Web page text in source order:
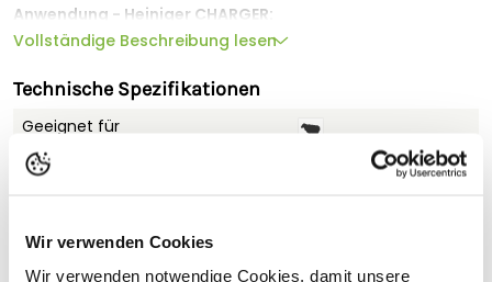
Wir verwenden Cookies
Wir verwenden notwendige Cookies, damit unsere
Anwendung - Heiniger CHARGER:
Ideales Schermesser zur Profischur für Schafe
S12, XPERT
Eigenschaften - Heiniger CHARGER:
Qualitätsschermesser Untermesser: 93,5 mm breit /
Vollständige Beschreibung lesen
Technische Spezifikationen
Geeignet für
Typ
Untermesser